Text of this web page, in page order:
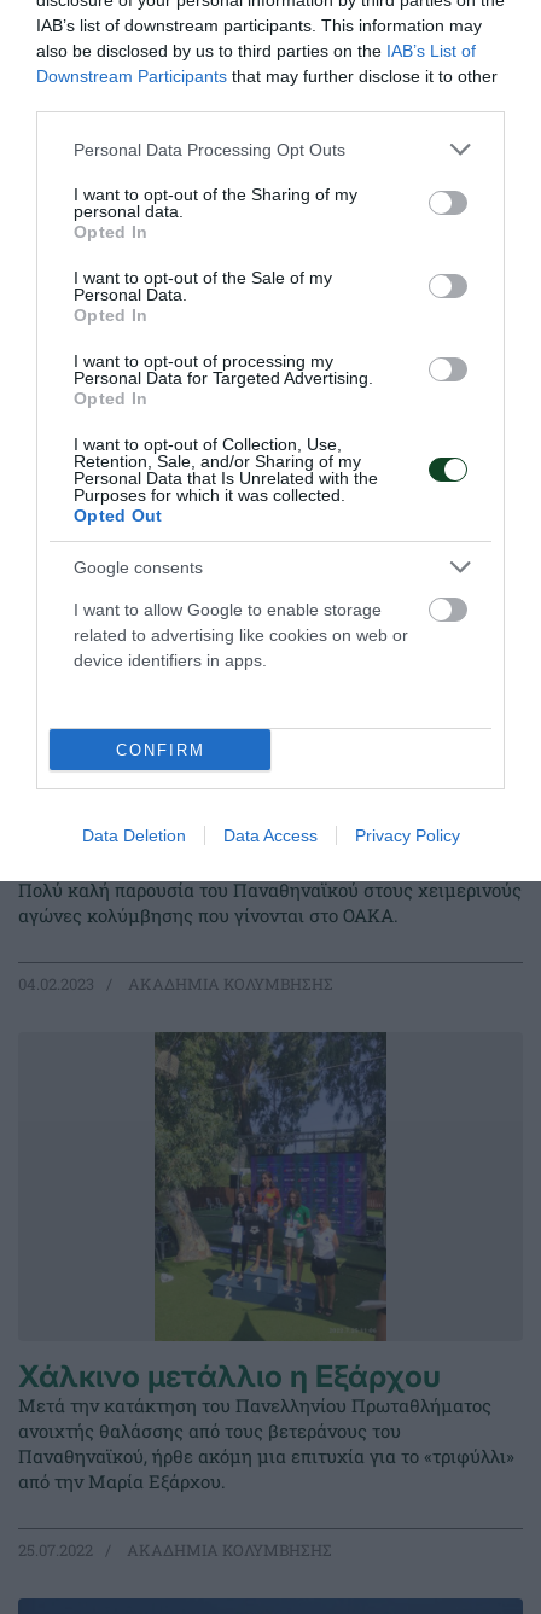
IAB’s list of downstream participants. This information may
also be disclosed by us to third parties on the IAB’s List of
Downstream Participants that may further disclose it to other
Please note that this website/app uses one or more Google
not limited to your visit or usage behaviour. You may click to
grant or deny consent to Google and its third-party tags to
use your data for below specified purposes in below Google
consent section.
Personal Data Processing Opt Outs
I want to opt-out of the Sharing of my
personal data.
Opted In
I want to opt-out of the Sale of my
Personal Data.
Opted In
I want to opt-out of processing my
Personal Data for Targeted Advertising.
Opted In
I want to opt-out of Collection, Use,
Retention, Sale, and/or Sharing of my
Personal Data that Is Unrelated with the
Purposes for which it was collected.
Opted Out
Google consents
I want to allow Google to enable storage
related to advertising like cookies on web or
device identifiers in apps.
CONFIRM
Data Deletion Data Access Privacy Policy
Ασημένιες νεάνιδες
Καλή παρουσία του Παναθηναϊκού στους χειμερινούς
αγώνες κολύμβησης που ολοκληρώθηκαν στο ΟΑΚΑ.
05.02.2023 ΑΚΑΔΗΜΙΑ ΚΟΛΥΜΒΗΣΗΣ
Πολύ καλή παρουσία του Παναθηναϊκού στους χειμερινούς
αγώνες κολύμβησης που γίνονται στο ΟΑΚΑ.
04.02.2023 ΑΚΑΔΗΜΙΑ ΚΟΛΥΜΒΗΣΗΣ
Χάλκινο μετάλλιο η Εξάρχου
Μετά την κατάκτηση του Πανελληνίου Πρωταθλήματος
ανοιχτής θαλάσσης από τους βετεράνους του
Παναθηναϊκού, ήρθε ακόμη μια επιτυχία για το «τριφύλλι»
από την Μαρία Εξάρχου.
25.07.2022 ΑΚΑΔΗΜΙΑ ΚΟΛΥΜΒΗΣΗΣ